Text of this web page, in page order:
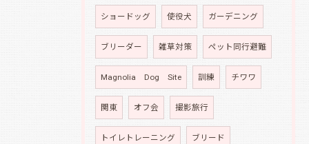
ショードッグ 使役犬 ガーデニング
ブリーダー 雑草対策 ペット同行避難
Magnolia Dog Site 訓練 チワワ
関東 オフ会 撮影旅行
トイレトレーニング ブリード